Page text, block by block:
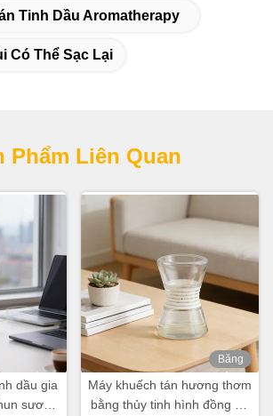
Tinh Dầu Aromatherapy
Có Thể Sạc Lại
Phẩm Liên Quan
dầu gia
sương
Băng
Máy khuếch tán hương thơm
bằng thủy tinh hình đồng hồ